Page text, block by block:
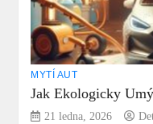
MYTÍ AUT
Jak Ekologicky
21 ledna, 2026